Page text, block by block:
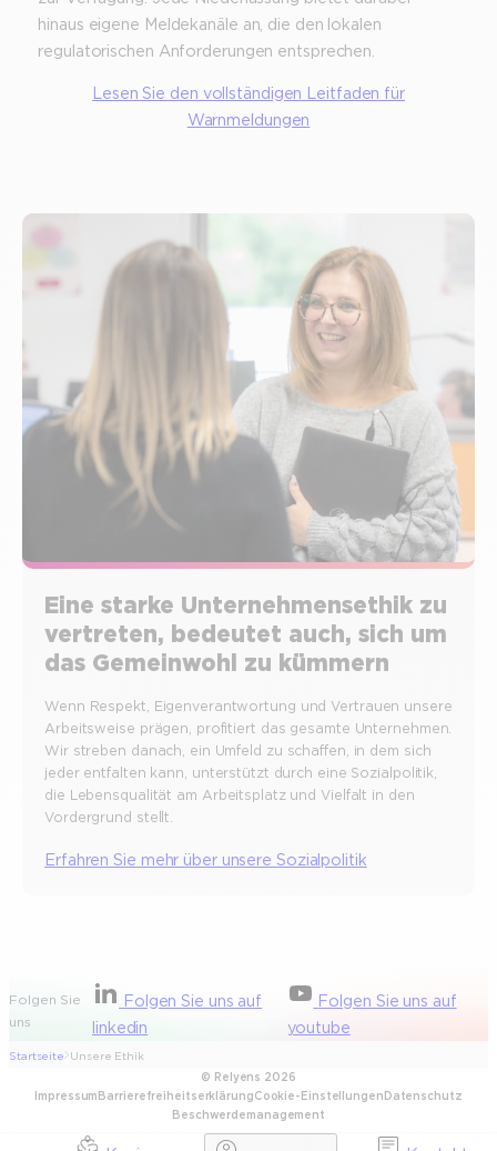
hinaus eigene Meldekanäle an, die den lokalen
regulatorischen Anforderungen entsprechen.
Lesen Sie den vollständigen Leitfaden für
Warnmeldungen
Eine starke Unternehmensethik zu
vertreten, bedeutet auch, sich um
das Gemeinwohl zu kümmern
Wenn Respekt, Eigenverantwortung und Vertrauen unsere
Arbeitsweise prägen, profitiert das gesamte Unternehmen.
Wir streben danach, ein Umfeld zu schaffen, in dem sich
jeder entfalten kann, unterstützt durch eine Sozialpolitik,
die Lebensqualität am Arbeitsplatz und Vielfalt in den
Vordergrund stellt.
Erfahren Sie mehr über unsere Sozialpolitik
Folgen Sie
uns
Folgen Sie uns auf
linkedin
Folgen Sie uns auf
youtube
Startseite Unsere Ethik
© Relyens 2026
ImpressumBarrierefreiheitserklärungCookie-EinstellungenDatenschutz
Beschwerdemanagement